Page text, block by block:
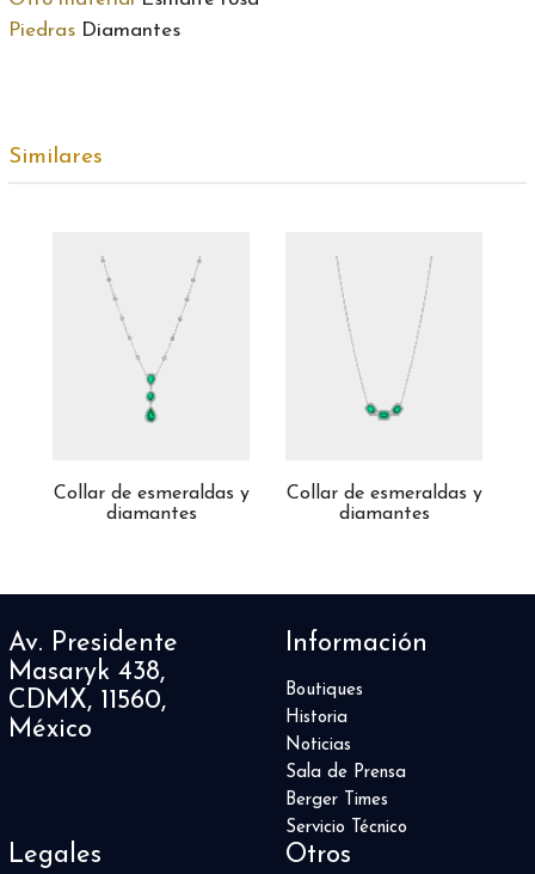
PiedrasDiamantes
Similares
Collar de esmeraldas y
diamantes
Collar de esmeraldas y
diamantes
Av. Presidente
Masaryk 438,
CDMX, 11560,
México
Información
Boutiques
Historia
Noticias
Sala de Prensa
Berger Times
Servicio Técnico
Legales Otros